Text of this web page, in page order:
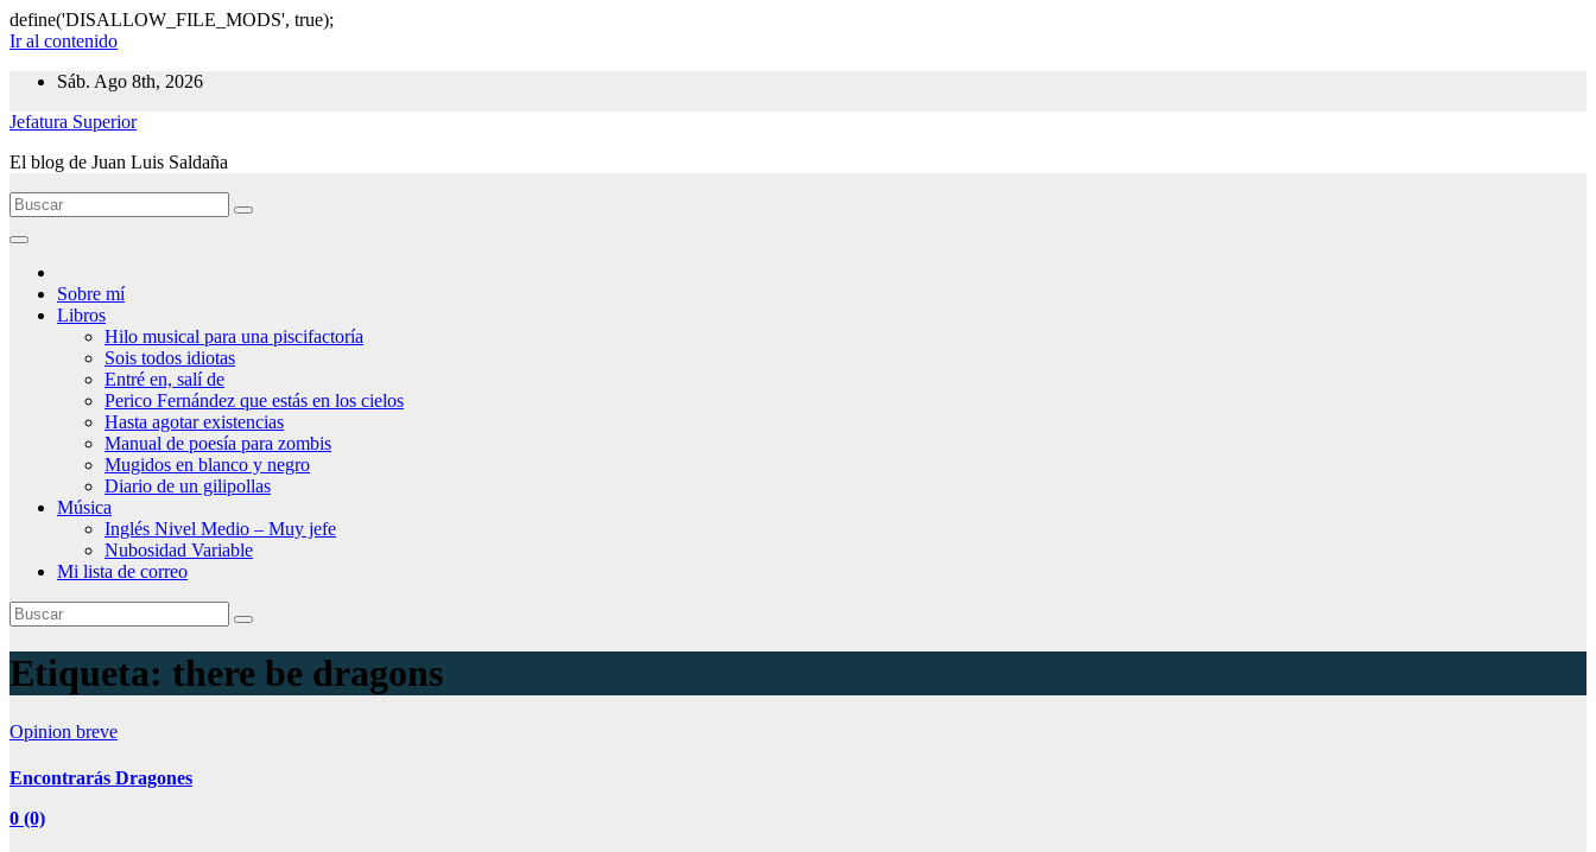
define('DISALLOW_FILE_MODS', true);
Ir al contenido
Sáb. Ago 8th, 2026
Jefatura Superior
El blog de Juan Luis Saldaña
Sobre mí
Libros
Hilo musical para una piscifactoría
Sois todos idiotas
Entré en, salí de
Perico Fernández que estás en los cielos
Hasta agotar existencias
Manual de poesía para zombis
Mugidos en blanco y negro
Diario de un gilipollas
Música
Inglés Nivel Medio – Muy jefe
Nubosidad Variable
Mi lista de correo
Etiqueta: there be dragons
Opinion breve
Encontrarás Dragones
0 (0)